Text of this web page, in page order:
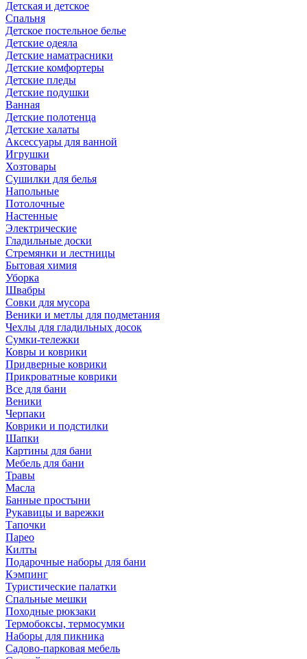
Детская и детское
Спальня
Детское постельное белье
Детские одеяла
Детские наматрасники
Детские комфортеры
Детские пледы
Детские подушки
Ванная
Детские полотенца
Детские халаты
Аксессуары для ванной
Игрушки
Хозтовары
Сушилки для белья
Напольные
Потолочные
Настенные
Электрические
Гладильные доски
Стремянки и лестницы
Бытовая химия
Уборка
Швабры
Совки для мусора
Веники и метлы для подметания
Чехлы для гладильных досок
Сумки-тележки
Ковры и коврики
Придверные коврики
Прикроватные коврики
Все для бани
Веники
Черпаки
Коврики и подстилки
Шапки
Картины для бани
Мебель для бани
Травы
Масла
Банные простыни
Рукавицы и варежки
Тапочки
Парео
Килты
Подарочные наборы для бани
Кэмпинг
Туристические палатки
Спальные мешки
Походные рюкзаки
Термобоксы, термосумки
Наборы для пикника
Садово-парковая мебель